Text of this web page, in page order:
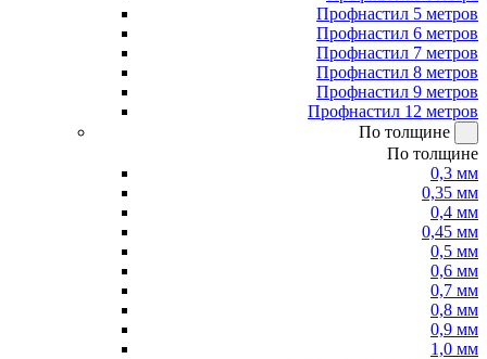
Профнастил 5 метров
Профнастил 6 метров
Профнастил 7 метров
Профнастил 8 метров
Профнастил 9 метров
Профнастил 12 метров
По толщине
По толщине
0,3 мм
0,35 мм
0,4 мм
0,45 мм
0,5 мм
0,6 мм
0,7 мм
0,8 мм
0,9 мм
1,0 мм